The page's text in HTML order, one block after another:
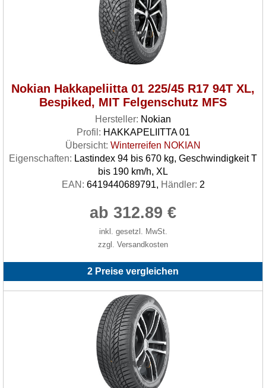
Nokian Hakkapeliitta 01 225/45 R17 94T XL,
Bespiked, MIT Felgenschutz MFS
Hersteller: Nokian
Profil: HAKKAPELIITTA 01
Übersicht: Winterreifen NOKIAN
Eigenschaften: Lastindex 94 bis 670 kg, Geschwindigkeit T
bis 190 km/h, XL
EAN: 6419440689791, Händler: 2
ab 312.89 €
inkl. gesetzl. MwSt.
zzgl. Versandkosten
2 Preise vergleichen